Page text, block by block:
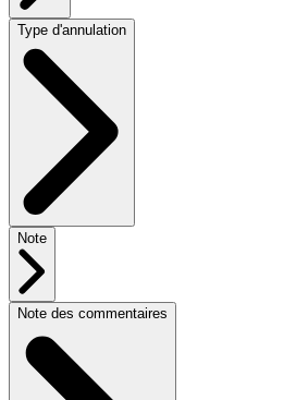
Type d'annulation
Note
Note des commentaires